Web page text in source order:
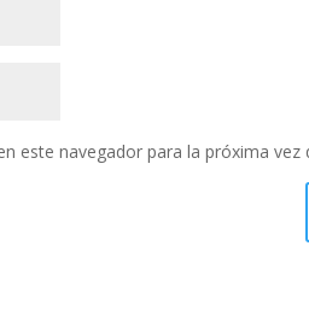
este navegador para la próxima vez